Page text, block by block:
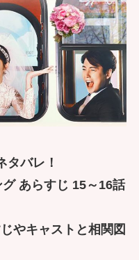
タバレ！
あらすじ 15～16話
やキャストと相関図